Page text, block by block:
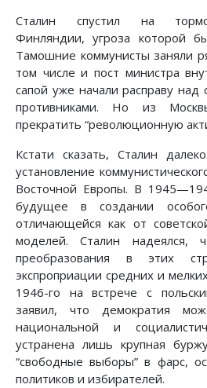
Сталин спустил на
Финляндии, угроза которой
Тамошние коммунисты заняли
том числе и пост министра
сапой уже начали расправу над
противниками. Но из
прекратить “революционную
Кстати сказать, Сталин
установление
Восточной Европы. В
будущее в создании
отличающейся как от
моделей. Сталин надеялся,
преобразования в этих
экспроприации средних и
1946-го на встрече с
заявил, что демократия
национальной и
устранена лишь крупная
“свободные выборы” в фарс,
политиков и избирателей.